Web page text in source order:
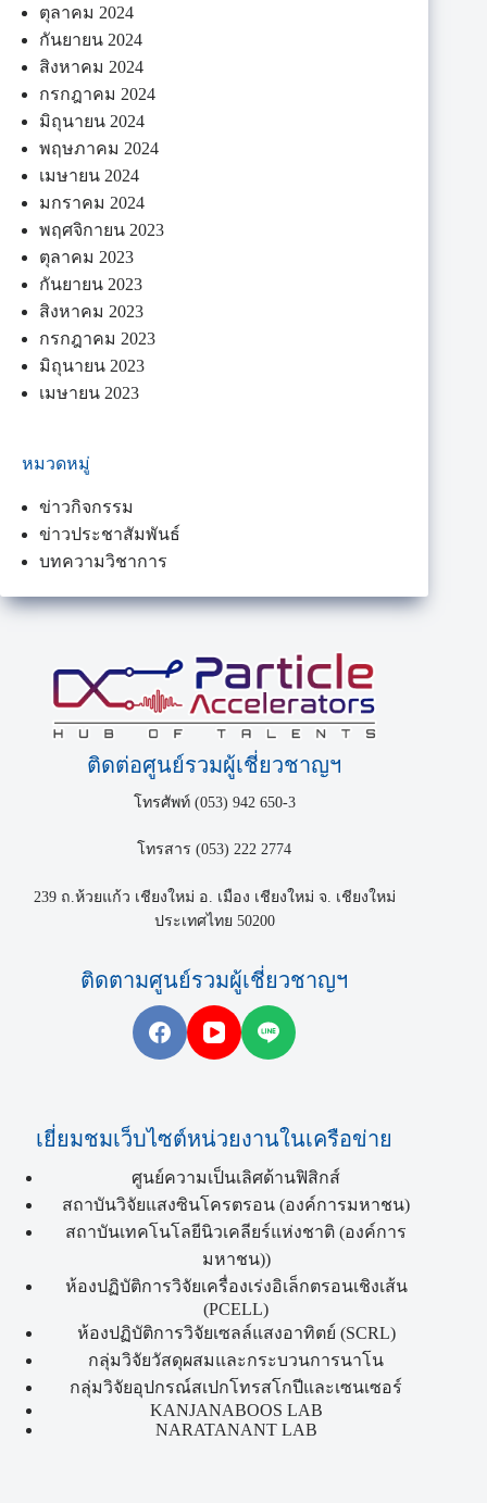
ตุลาคม 2024
กันยายน 2024
สิงหาคม 2024
กรกฎาคม 2024
มิถุนายน 2024
พฤษภาคม 2024
เมษายน 2024
มกราคม 2024
พฤศจิกายน 2023
ตุลาคม 2023
กันยายน 2023
สิงหาคม 2023
กรกฎาคม 2023
มิถุนายน 2023
เมษายน 2023
หมวดหมู่
ข่าวกิจกรรม
ข่าวประชาสัมพันธ์
บทความวิชาการ
ติดต่อศูนย์รวมผู้เชี่ยวชาญฯ
โทรศัพท์ (053) 942 650-3
โทรสาร (053) 222 2774
239 ถ.ห้วยแก้ว เชียงใหม่ อ. เมือง เชียงใหม่ จ. เชียงใหม่
ประเทศไทย 50200
ติดตามศูนย์รวมผู้เชี่ยวชาญฯ
เยี่ยมชมเว็บไซต์หน่วยงานในเครือข่าย
ศูนย์ความเป็นเลิศด้านฟิสิกส์
สถาบันวิจัยแสงซินโครตรอน (องค์การมหาชน)
สถาบันเทคโนโลยีนิวเคลียร์แห่งชาติ (องค์การ
มหาชน))
ห้องปฏิบัติการวิจัยเครื่องเร่งอิเล็กตรอนเชิงเส้น
(PCELL)
ห้องปฏิบัติการวิจัยเซลล์แสงอาทิตย์ (SCRL)
กลุ่มวิจัยวัสดุผสมและกระบวนการนาโน
กลุ่มวิจัยอุปกรณ์สเปกโทรสโกปีและเซนเซอร์
KANJANABOOS LAB
NARATANANT LAB